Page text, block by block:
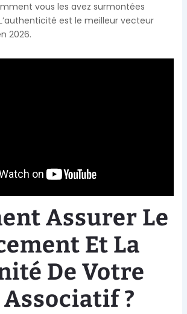
vous les avez surmontées
est le meilleur vecteur
2026.
Assurer Le
Et La
De Votre
?